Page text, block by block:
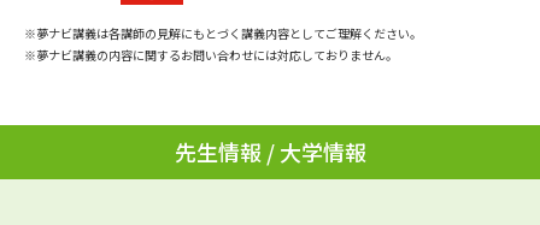
ユーザーサポート
受付内容・発送状況の確認
※夢ナビ講義は各講師の見解にもとづく講義内容としてご理解ください。
※夢ナビ講義の内容に関するお問い合わせには対応しておりません。
先生情報 / 大学情報